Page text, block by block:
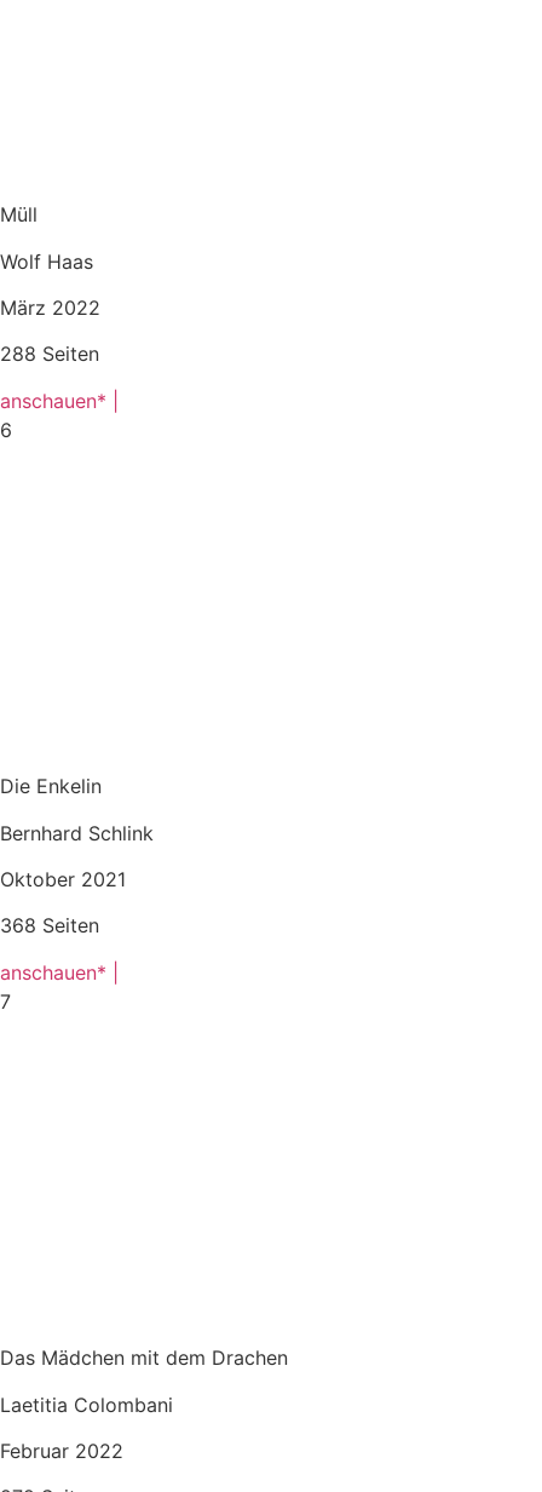
Müll
Wolf Haas
März 2022
288 Seiten
anschauen* |
6
Die Enkelin
Bernhard Schlink
Oktober 2021
368 Seiten
anschauen* |
7
Das Mädchen mit dem Drachen
Laetitia Colombani
Februar 2022